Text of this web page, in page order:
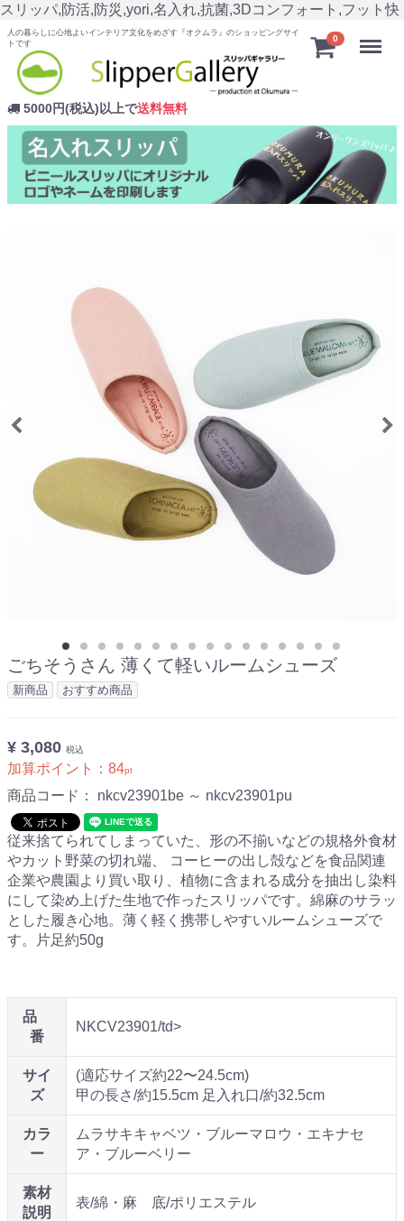
スリッパ,防活,防災,yori,名入れ,抗菌,3Dコンフォート,フット快
人の暮らしに心地よいインテリア文化をめざす『オクムラ』のショッピングサイ
トです
5000円(税込)以上で送料無料
0 Menu
ごちそうさん 薄くて軽いルームシューズ
新商品 おすすめ商品
¥ 3,080 税込
加算ポイント： 84pt
商品コード： nkcv23901be ～ nkcv23901pu
従来捨てられてしまっていた、形の不揃いなどの規格外食材
やカット野菜の切れ端、 コーヒーの出し殻などを食品関連
企業や農園より買い取り、植物に含まれる成分を抽出し染料
にして染め上げた生地で作ったスリッパです。綿麻のサラッ
とした履き心地。薄く軽く携帯しやすいルームシューズで
す。片足約50g
品
番
NKCV23901/td>
サイ
ズ
(適応サイズ約22〜24.5cm)
甲の長さ/約15.5cm 足入れ口/約32.5cm
カラ
ー
ムラサキキャベツ・ブルーマロウ・エキナセ
ア・ブルーベリー
素材
説明
表/綿・麻 底/ポリエステル